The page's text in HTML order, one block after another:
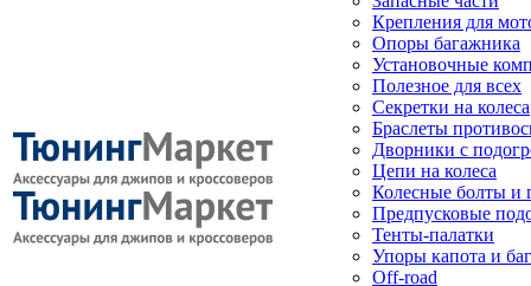
Крепления для
Опоры багажника
Установочные
Полезное для всех
Секретки на колеса
Браслеты
Дворники с
Цепи на колеса
Колесные болты и
Предпусковые
Тенты-палатки
Упоры капота и
Off-road